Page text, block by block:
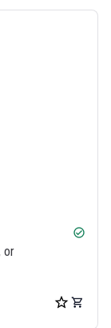
check_circle
or